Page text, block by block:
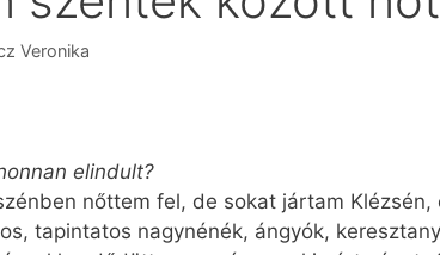
Veronika
elindult?
nőttem fel, de sokat jártam
tapintatos nagynénék, ángyók,